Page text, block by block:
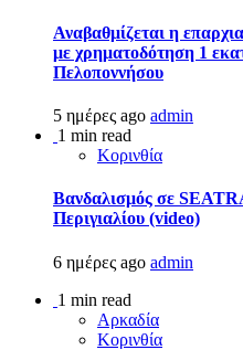
Αναβαθμίζεται η
με χρηματοδότηση 1
Πελοποννήσου
5 ημέρες ago admin
1 min read
Κορινθία
Βανδαλισμός σε
Περιγιαλίου (video)
6 ημέρες ago admin
1 min read
Αρκαδία
Κορινθία